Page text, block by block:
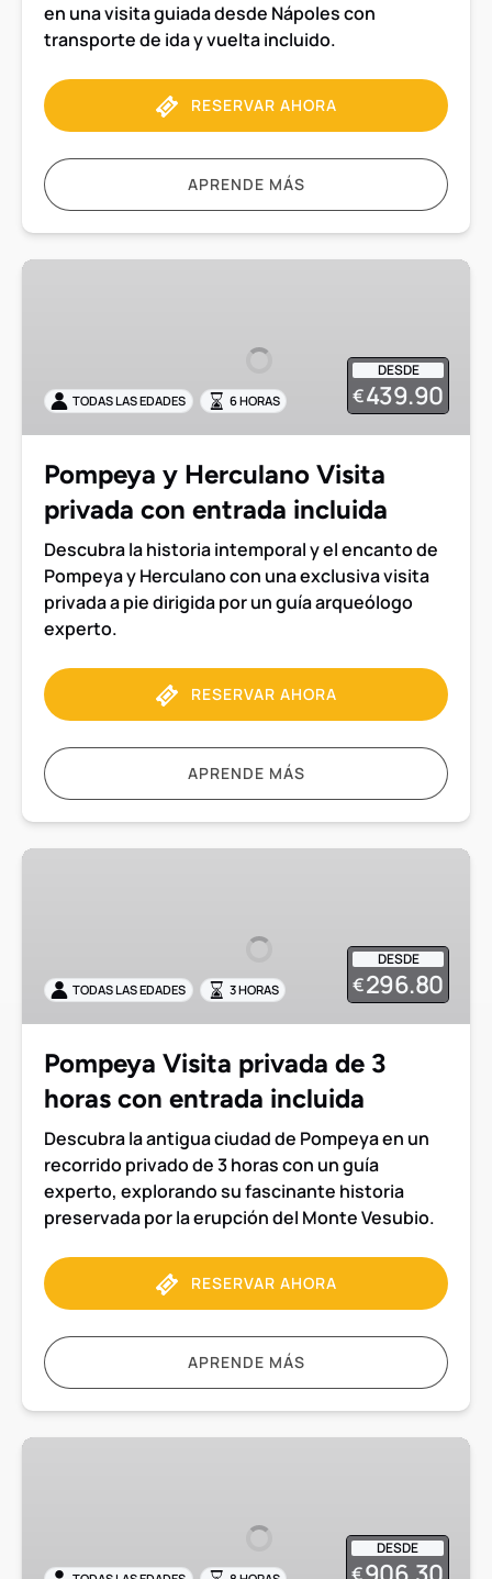
en una visita guiada desde Nápoles con
transporte de ida y vuelta incluido.
RESERVAR AHORA
APRENDE MÁS
Pompeya
con
entrada
DESDE
€439.90
TODAS LAS EDADES 6 HORAS
Pompeya y Herculano Visita
privada con entrada incluida
Descubra la historia intemporal y el encanto de
Pompeya y Herculano con una exclusiva visita
privada a pie dirigida por un guía arqueólogo
experto.
RESERVAR AHORA
APRENDE MÁS
Pompeya
horas
con
incluida
DESDE
€296.80
TODAS LAS EDADES 3 HORAS
Pompeya Visita privada de 3
horas con entrada incluida
Descubra la antigua ciudad de Pompeya en un
recorrido privado de 3 horas con un guía
experto, explorando su fascinante historia
preservada por la erupción del Monte Vesubio.
RESERVAR AHORA
APRENDE MÁS
Pompeya
DESDE
€